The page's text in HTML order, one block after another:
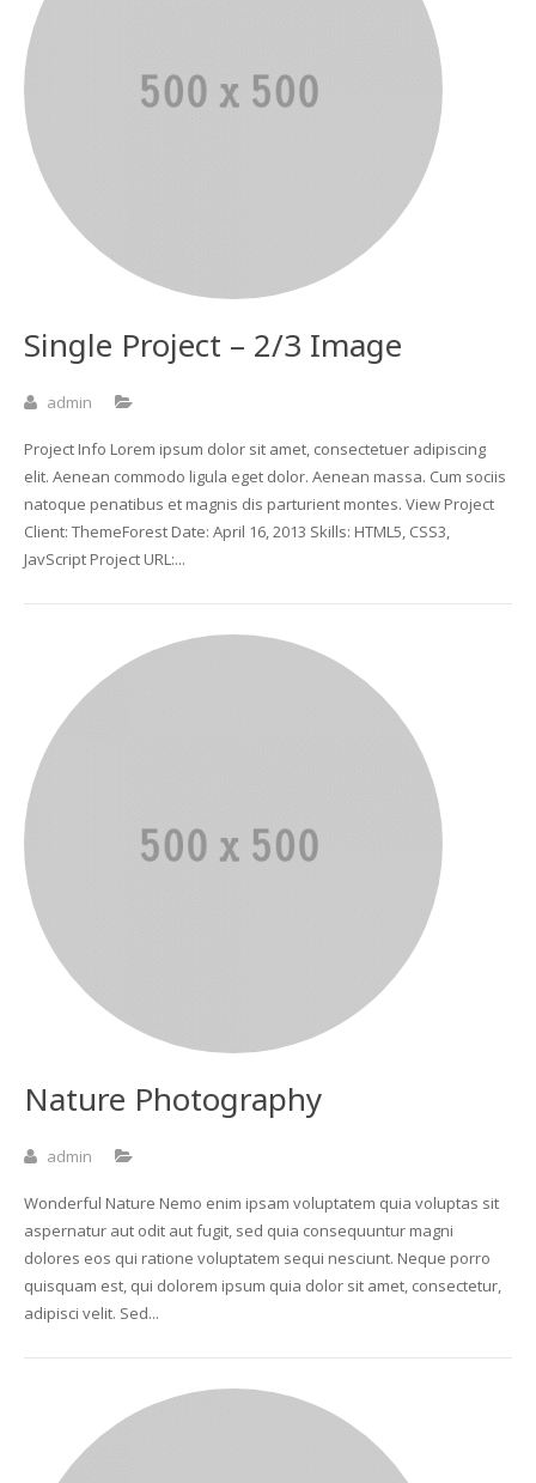
Single Project – 2/3 Image
admin
Project Info Lorem ipsum dolor sit amet, consectetuer adipiscing
elit. Aenean commodo ligula eget dolor. Aenean massa. Cum sociis
natoque penatibus et magnis dis parturient montes. View Project
Client: ThemeForest Date: April 16, 2013 Skills: HTML5, CSS3,
JavScript Project URL:...
Nature Photography
admin
Wonderful Nature Nemo enim ipsam voluptatem quia voluptas sit
aspernatur aut odit aut fugit, sed quia consequuntur magni
dolores eos qui ratione voluptatem sequi nesciunt. Neque porro
quisquam est, qui dolorem ipsum quia dolor sit amet, consectetur,
adipisci velit. Sed...